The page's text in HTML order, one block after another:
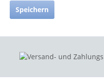
Speichern